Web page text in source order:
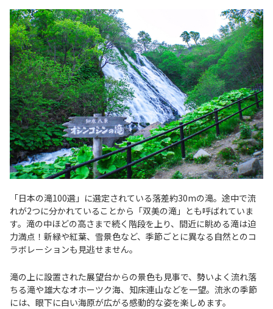
「日本の滝100選」に選定されている落差約30mの滝。途中で流
れが2つに分かれていることから「双美の滝」とも呼ばれていま
す。滝の中ほどの高さまで続く階段を上り、間近に眺める滝は迫
力満点！新緑や紅葉、雪景色など、季節ごとに異なる自然とのコ
ラボレーションも見逃せません。
滝の上に設置された展望台からの景色も見事で、勢いよく流れ落
ちる滝や雄大なオホーツク海、知床連山などを一望。流氷の季節
には、眼下に白い海原が広がる感動的な姿を楽しめます。